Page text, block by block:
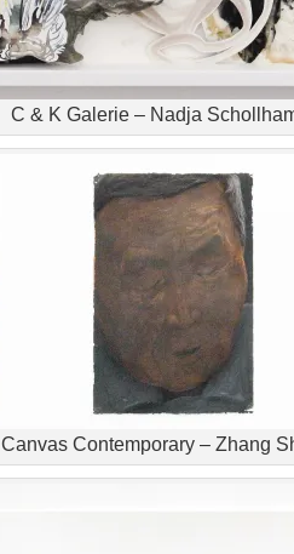
C & K Galerie – Nadja
Canvas Contemporary – Zhang